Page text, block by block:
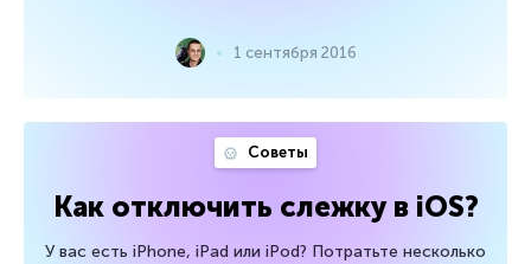
1 сентября 2016
Советы
Как отключить слежку в iOS?
У вас есть iPhone, iPad или iPod? Потратьте несколько